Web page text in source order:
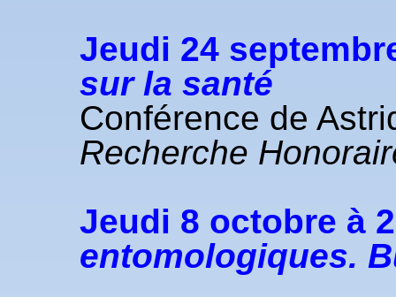
Jeudi 24
sur la santé
Conférence de
Recherche
Jeudi 8 octobre à
entomologiques.